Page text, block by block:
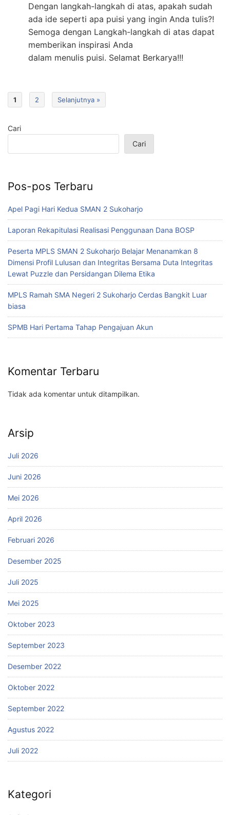
Dengan langkah-langkah di atas, apakah sudah
ada ide seperti apa puisi yang ingin Anda tulis?!
Semoga dengan Langkah-langkah di atas dapat
memberikan inspirasi Anda
dalam menulis puisi. Selamat Berkarya!!!
1 2 Selanjutnya »
Cari
Cari
Pos-pos Terbaru
Apel Pagi Hari Kedua SMAN 2 Sukoharjo
Laporan Rekapitulasi Realisasi Penggunaan Dana BOSP
Peserta MPLS SMAN 2 Sukoharjo Belajar Menanamkan 8
Dimensi Profil Lulusan dan Integritas Bersama Duta Integritas
Lewat Puzzle dan Persidangan Dilema Etika
MPLS Ramah SMA Negeri 2 Sukoharjo Cerdas Bangkit Luar
biasa
SPMB Hari Pertama Tahap Pengajuan Akun
Komentar Terbaru
Tidak ada komentar untuk ditampilkan.
Arsip
Juli 2026
Juni 2026
Mei 2026
April 2026
Februari 2026
Desember 2025
Juli 2025
Mei 2025
Oktober 2023
September 2023
Desember 2022
Oktober 2022
September 2022
Agustus 2022
Juli 2022
Kategori